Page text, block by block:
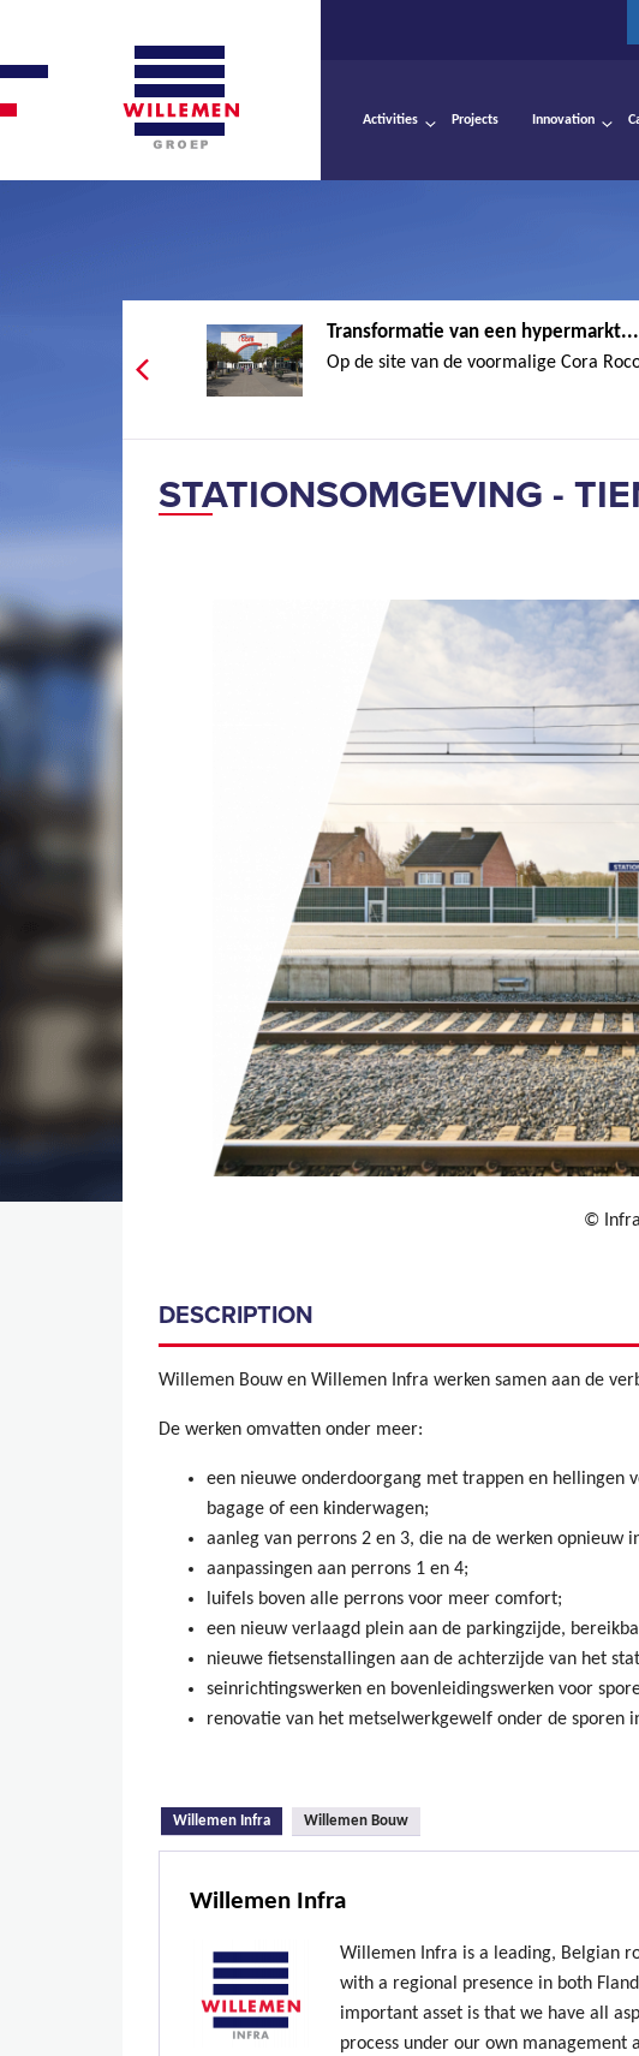
Activities Projects Innovation
Transformatie van een hypermarkt...
Op de site van de voormalige Cora
STATIONSOMGEVING -
©
DESCRIPTION
Willemen Bouw en Willemen Infra werken samen aan de
De werken omvatten onder meer:
een nieuwe onderdoorgang met trappen en hellingen
bagage of een kinderwagen;
aanleg van perrons 2 en 3, die na de werken opnieuw
aanpassingen aan perrons 1 en 4;
luifels boven alle perrons voor meer comfort;
een nieuw verlaagd plein aan de parkingzijde,
nieuwe fietsenstallingen aan de achterzijde van het
seinrichtingswerken en bovenleidingswerken voor
renovatie van het metselwerkgewelf onder de sporen
Willemen Infra (active tab)
Willemen Bouw
Willemen Infra
Willemen Infra is a leading, Belgian
with a regional presence in both
important asset is that we have all
process under our own management